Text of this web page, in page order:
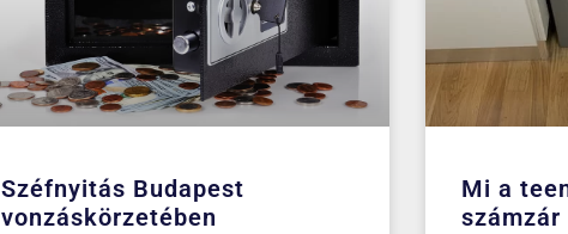
Széfnyitás Budapest
vonzáskörzetében
Mi a
számzár